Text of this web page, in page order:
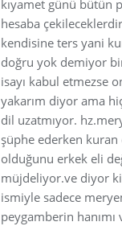
kıyamet günü bütün
hesaba
kendisine ters yani
doğru yok demiyor
isayı kabul etmezse
yakarım diyor ama
dil uzatmıyor.
şüphe ederken
olduğunu erkek eli
müjdeliyor.ve diyor
ismiyle sadece
peygamberin hanımı